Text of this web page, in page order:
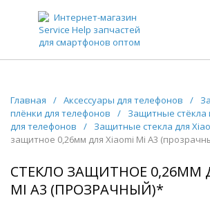
ЗАПЧАСТИ ДЛЯ ТЕЛЕФОНОВ
Главная / Аксессуары для телефонов /
плёнки для телефонов
/
Защитные стёкла
для телефонов
/ Защитные стекла для
защитное 0,26мм для Xiaomi Mi A3
СТЕКЛО ЗАЩИТНОЕ 0,26ММ
MI A3 (ПРОЗРАЧНЫЙ)*